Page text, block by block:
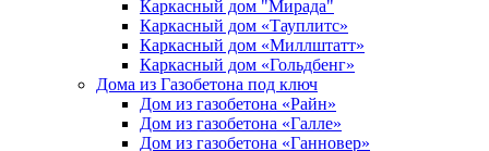
Каркасный дом "Мирада"
Каркасный дом «Тауплитс»
Каркасный дом «Миллштатт»
Каркасный дом «Гольдбенг»
Дома из Газобетона под ключ
Дом из газобетона «Райн»
Дом из газобетона «Галле»
Дом из газобетона «Ганновер»